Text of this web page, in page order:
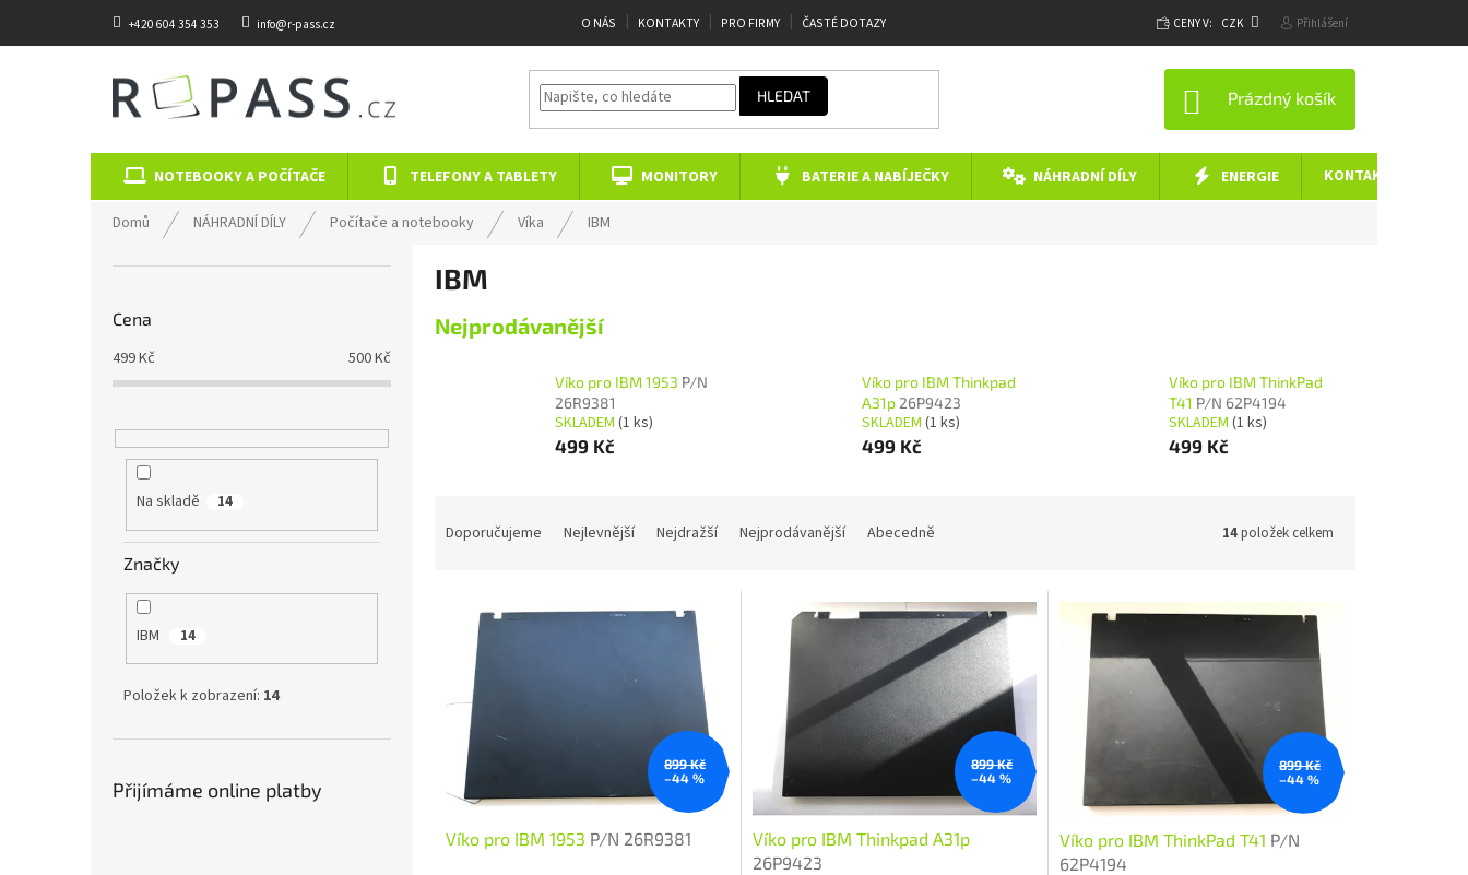
+420 604 354 353 info@r-pass.cz O NÁS KONTAKTY PRO FIRMY ČASTÉ DOTAZY CENY V: CZK Přihlášení
HLEDAT NÁKUPNÍ KOŠÍK
Prázdný košík
NOTEBOOKY A POČÍTAČE TELEFONY A TABLETY MONITORY BATERIE A NABÍJEČKY NÁHRADNÍ DÍLY ENERGIE KONTAKTY
Domů NÁHRADNÍ DÍLY Počítače a notebooky Víka IBM
Cena
499Kč 500Kč
Na skladě 14
Značky
IBM 14
Položek k zobrazení: 14
Přijímáme online platby
IBM
Nejprodávanější
Víko pro IBM 1953 P/N
26R9381
SKLADEM (1 ks)
499 Kč
Víko pro IBM Thinkpad
A31p26P9423
SKLADEM (1 ks)
499 Kč
Víko pro IBM ThinkPad
T41 P/N 62P4194
SKLADEM (1 ks)
499 Kč
Doporučujeme Nejlevnější Nejdražší Nejprodávanější Abecedně 14položek celkem
899 Kč
–44 %
Víko pro IBM 1953 P/N 26R9381
899 Kč
–44 %
Víko pro IBM Thinkpad A31p
26P9423
899 Kč
–44 %
Víko pro IBM ThinkPad T41 P/N
62P4194